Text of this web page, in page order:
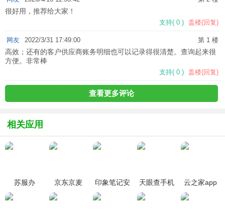
很好用，推荐给大家！
支持( 0 ) 盖楼(回复)
第 1 楼
网友 2022/3/31 17:49:00
高效；还有的客户供应商账务明细也可以记录得很清楚。查询起来很
方便。非常棒
支持( 0 ) 盖楼(回复)
查看更多评论
相关应用
苏服办
app(原江苏
政务服务)
京东京麦
印象笔记安
天眼查手机
云之家app